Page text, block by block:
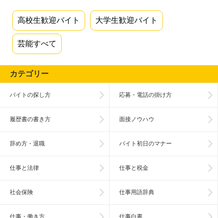
高校生歓迎バイト 大学生歓迎バイト
芸能すべて
カテゴリー
バイトの探し方 応募・電話の掛け方
履歴書の書き方 面接ノウハウ
辞め方・退職 バイト初日のマナー
仕事と法律 仕事と税金
社会保険 仕事用語辞典
仕事・働き方 仕事白書